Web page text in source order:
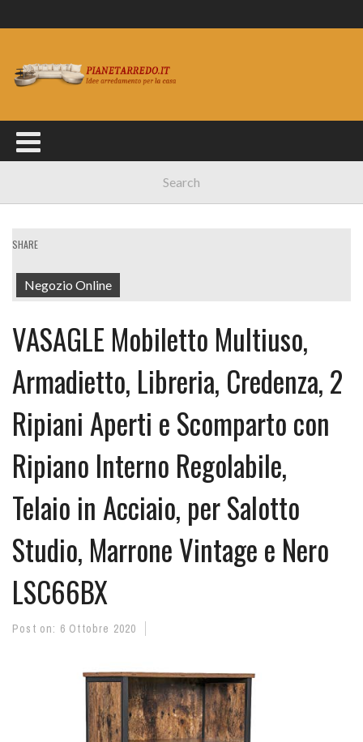
SHARE
Negozio Online
VASAGLE Mobiletto Multiuso,
Armadietto, Libreria, Credenza, 2
Ripiani Aperti e Scomparto con
Ripiano Interno Regolabile,
Telaio in Acciaio, per Salotto
Studio, Marrone Vintage e Nero
LSC66BX
Post on: 6 Ottobre 2020